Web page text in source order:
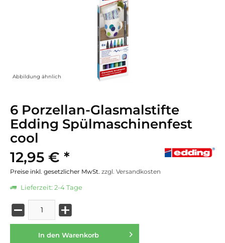
Abbildung ähnlich
6 Porzellan-Glasmalstifte
Edding Spülmaschinenfest
cool
12,95 € *
Preise inkl. gesetzlicher MwSt. zzgl. Versandkosten
Lieferzeit: 2-4 Tage
In den Warenkorb